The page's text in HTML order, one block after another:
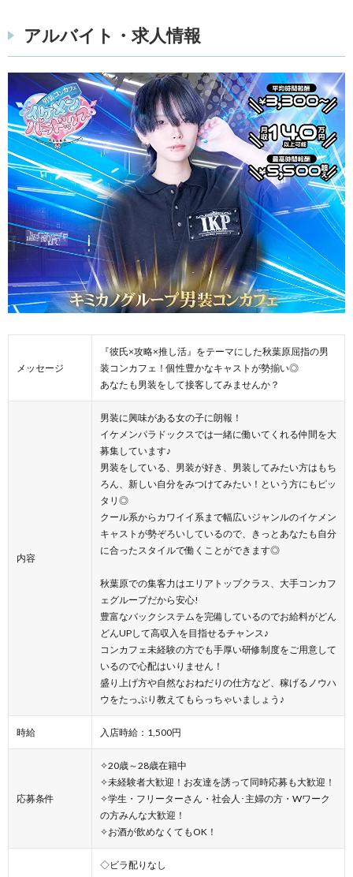
アルバイト・求人情報
メッセージ
『彼氏×攻略×推し活』をテーマにした秋葉原屈指の男
装コンカフェ！個性豊かなキャストが勢揃い◎
あなたも男装をして接客してみませんか？
内容
男装に興味がある女の子に朗報！
イケメンパラドックスでは一緒に働いてくれる仲間を大
募集しています♪
男装をしている、男装が好き、男装してみたい方はもち
ろん、新しい自分をみつけてみたい！という方にもピッ
タリ◎
クール系からカワイイ系まで幅広いジャンルのイケメン
キャストが勢ぞろいしているので、きっとあなたも自分
に合ったスタイルで働くことができます◎
秋葉原での集客力はエリアトップクラス、大手コンカフ
ェグループだから安心!
豊富なバックシステムを完備しているのでお給料がどん
どんUPして高収入を目指せるチャンス♪
コンカフェ未経験の方でも手厚い研修制度をご用意して
いるので心配はいりません！
盛り上げ方や自然なおねだりの仕方など、稼げるノウハ
ウをたっぷり教えてもらっちゃいましょう♪
時給 入店時給：1,500円
応募条件
✧20歳～28歳在籍中
✧未経験者大歓迎！お友達を誘って同時応募も大歓迎！
✧学生・フリーターさん・社会人･主婦の方・Wワーク
の方みんな大歓迎！
✧お酒が飲めなくてもOK！
◇ビラ配りなし